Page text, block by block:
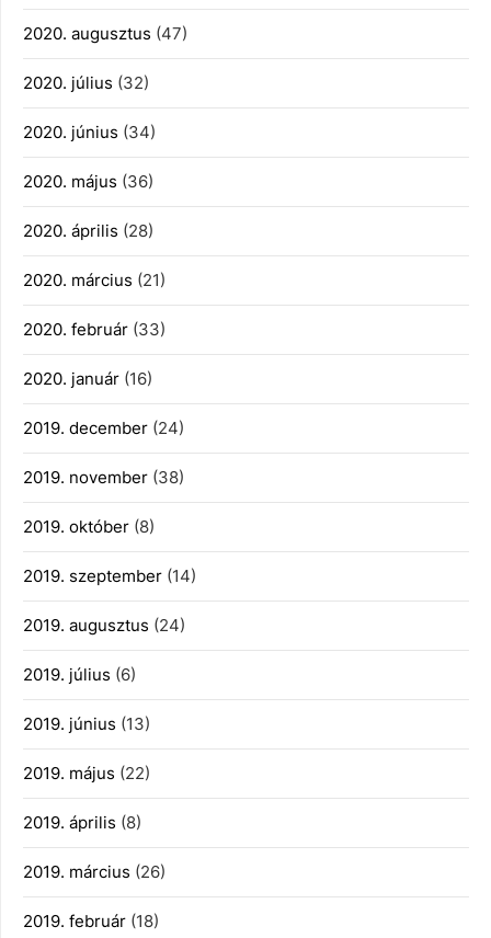
2020. augusztus (47)
2020. július (32)
2020. június (34)
2020. május (36)
2020. április (28)
2020. március (21)
2020. február (33)
2020. január (16)
2019. december (24)
2019. november (38)
2019. október (8)
2019. szeptember (14)
2019. augusztus (24)
2019. július (6)
2019. június (13)
2019. május (22)
2019. április (8)
2019. március (26)
2019. február (18)